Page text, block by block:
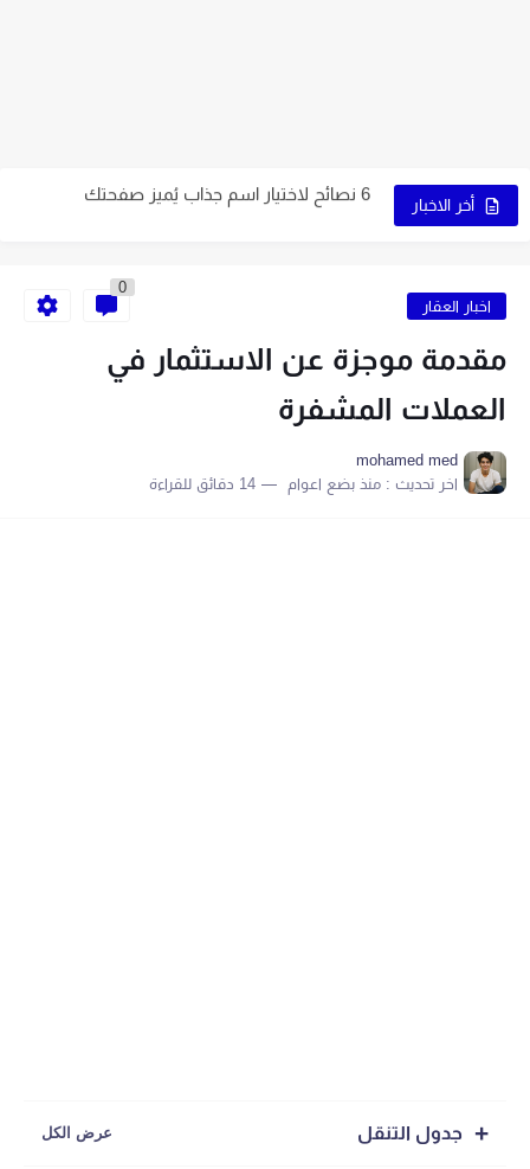
أخر الاخبار 5 قواعد لاختيار اسم ناجح على الإنترنت
9 طرق إبداعية تُساعدك في الحصول على اسم مميز اخبار العقار
0
مقدمة موجزة عن الاستثمار في
العملات المشفرة
mohamed med
اخر تحديث : منذ بضع اعوام 14 دقائق للقراءة
جدول التنقل